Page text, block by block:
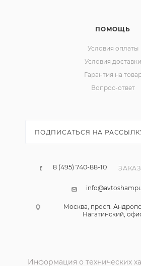
ПОМОЩЬ
Условия оплаты
Условия доставки
Гарантия на
Вопрос-ответ
ПОДПИСАТЬСЯ НА
8 (495) 740-88-10
Москва, просп.
Нагатинский,
Информация о технических